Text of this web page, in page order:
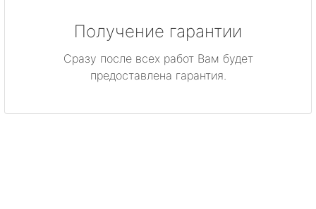
Получение гарантии
Сразу после всех работ Вам будет
предоставлена гарантия.